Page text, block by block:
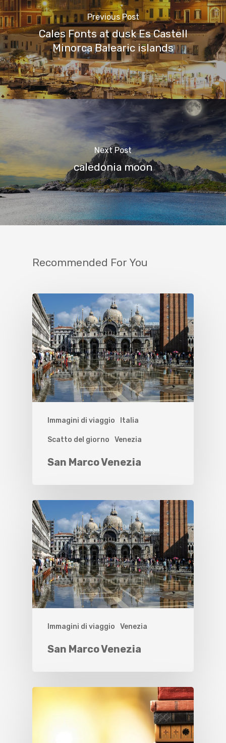
Previous Post
Cales Fonts at dusk Es Castell
Minorca Balearic islands
Next Post
caledonia moon
Recommended For You
Immagini di viaggio Italia
Scatto del giorno Venezia
San Marco Venezia
Immagini di viaggio Venezia
San Marco Venezia